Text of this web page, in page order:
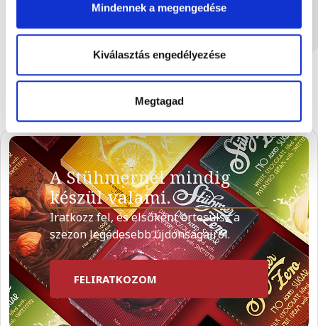
Mindennek a megengedése
Kiválasztás engedélyezése
Megtagad
Feketeribizli krémmel tölt...
1 899 Ft
A Stühmernél mindig
készül valami.
Iratkozz fel, és elsőként értesülsz a
szezon legédesebb újdonságairól.
FELIRATKOZOM